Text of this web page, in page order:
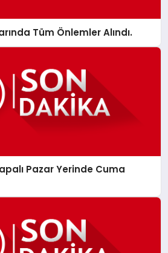
Tüm Önlemler Alındı.
Pazar Yerinde Cuma